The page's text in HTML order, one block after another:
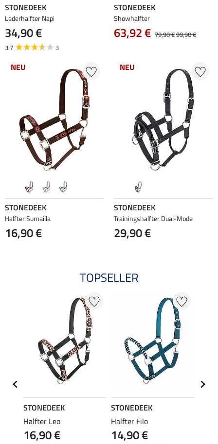
STONEDEEK
Lederhalfter Napi
34,90 €
3.7 3
STONEDEEK
Showhalfter
63,92 € 79,90 €99,90 €
NEU
STONEDEEK
Halfter Sumailla
16,90 €
NEU
STONEDEEK
Trainingshalfter Dual-Mode
29,90 €
TOPSELLER
STONEDEEK
Halfter Leo
16,90 €
STONEDEEK
Halfter Filo
14,90 €